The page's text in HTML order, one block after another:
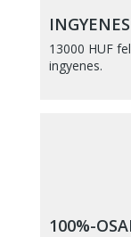
13000 HUF
ingyenes.
100%-